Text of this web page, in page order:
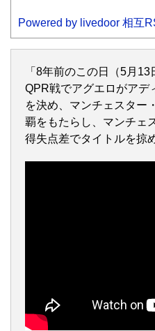
Powered by livedoor 相互
「8年前のこの日（5月
QPR戦でアグエロがアデ
を決め、マンチェスター
覇をもたらし、マンチェ
得失点差でタイトルを掠